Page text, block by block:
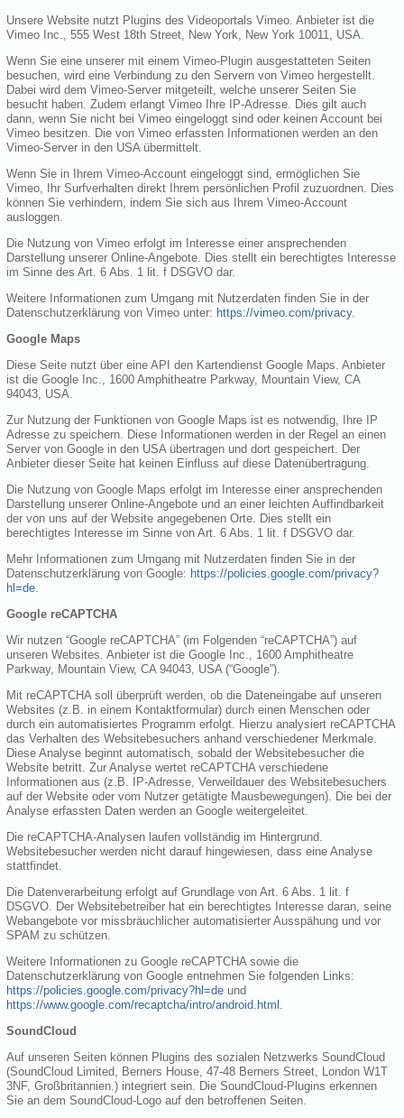
Unsere Website nutzt Plugins des Videoportals Vimeo. Anbieter ist die
Vimeo Inc., 555 West 18th Street, New York, New York 10011, USA.
Wenn Sie eine unserer mit einem Vimeo-Plugin ausgestatteten Seiten
besuchen, wird eine Verbindung zu den Servern von Vimeo hergestellt.
Dabei wird dem Vimeo-Server mitgeteilt, welche unserer Seiten Sie
besucht haben. Zudem erlangt Vimeo Ihre IP-Adresse. Dies gilt auch
dann, wenn Sie nicht bei Vimeo eingeloggt sind oder keinen Account bei
Vimeo besitzen. Die von Vimeo erfassten Informationen werden an den
Vimeo-Server in den USA übermittelt.
Wenn Sie in Ihrem Vimeo-Account eingeloggt sind, ermöglichen Sie
Vimeo, Ihr Surfverhalten direkt Ihrem persönlichen Profil zuzuordnen. Dies
können Sie verhindern, indem Sie sich aus Ihrem Vimeo-Account
ausloggen.
Die Nutzung von Vimeo erfolgt im Interesse einer ansprechenden
Darstellung unserer Online-Angebote. Dies stellt ein berechtigtes Interesse
im Sinne des Art. 6 Abs. 1 lit. f DSGVO dar.
Weitere Informationen zum Umgang mit Nutzerdaten finden Sie in der
Datenschutzerklärung von Vimeo unter: https://vimeo.com/privacy.
Google Maps
Diese Seite nutzt über eine API den Kartendienst Google Maps. Anbieter
ist die Google Inc., 1600 Amphitheatre Parkway, Mountain View, CA
94043, USA.
Zur Nutzung der Funktionen von Google Maps ist es notwendig, Ihre IP
Adresse zu speichern. Diese Informationen werden in der Regel an einen
Server von Google in den USA übertragen und dort gespeichert. Der
Anbieter dieser Seite hat keinen Einfluss auf diese Datenübertragung.
Die Nutzung von Google Maps erfolgt im Interesse einer ansprechenden
Darstellung unserer Online-Angebote und an einer leichten Auffindbarkeit
der von uns auf der Website angegebenen Orte. Dies stellt ein
berechtigtes Interesse im Sinne von Art. 6 Abs. 1 lit. f DSGVO dar.
Mehr Informationen zum Umgang mit Nutzerdaten finden Sie in der
Datenschutzerklärung von Google: https://policies.google.com/privacy?
hl=de
Google reCAPTCHA
Wir nutzen “Google reCAPTCHA” (im Folgenden “reCAPTCHA”) auf
unseren Websites. Anbieter ist die Google Inc., 1600 Amphitheatre
Parkway, Mountain View, CA 94043, USA (“Google”).
Mit reCAPTCHA soll überprüft werden, ob die Dateneingabe auf unseren
Websites (z.B. in einem Kontaktformular) durch einen Menschen oder
durch ein automatisiertes Programm erfolgt. Hierzu analysiert reCAPTCHA
das Verhalten des Websitebesuchers anhand verschiedener Merkmale.
Diese Analyse beginnt automatisch, sobald der Websitebesucher die
Website betritt. Zur Analyse wertet reCAPTCHA verschiedene
Informationen aus (z.B. IP-Adresse, Verweildauer des Websitebesuchers
auf der Website oder vom Nutzer getätigte Mausbewegungen). Die bei der
Analyse erfassten Daten werden an Google weitergeleitet.
Die reCAPTCHA-Analysen laufen vollständig im Hintergrund.
Websitebesucher werden nicht darauf hingewiesen, dass eine Analyse
stattfindet.
Die Datenverarbeitung erfolgt auf Grundlage von Art. 6 Abs. 1 lit. f
DSGVO. Der Websitebetreiber hat ein berechtigtes Interesse daran, seine
Webangebote vor missbräuchlicher automatisierter Ausspähung und vor
SPAM zu schützen.
Weitere Informationen zu Google reCAPTCHA sowie die
Datenschutzerklärung von Google entnehmen Sie folgenden Links:
https://policies.google.com/privacy?hl=de und
https://www.google.com/recaptcha/intro/android.html
SoundCloud
Auf unseren Seiten können Plugins des sozialen Netzwerks SoundCloud
(SoundCloud Limited, Berners House, 47-48 Berners Street, London W1T
3NF, Großbritannien.) integriert sein. Die SoundCloud-Plugins erkennen
Sie an dem SoundCloud-Logo auf den betroffenen Seiten.